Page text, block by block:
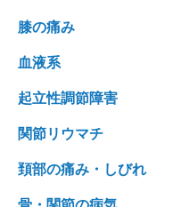
膝の痛み
血液系
起立性調節障害
関節リウマチ
頚部の痛み・しびれ